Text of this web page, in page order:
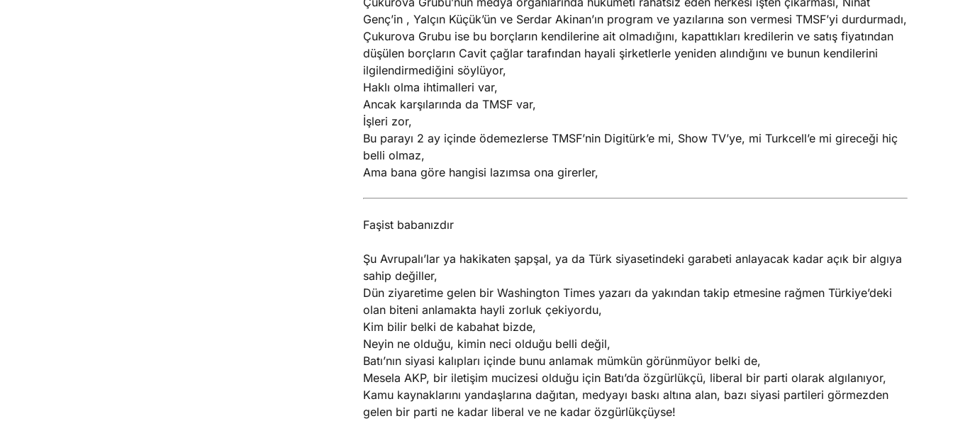
Genç’in , Yalçın Küçük’ün ve Serdar Akinan’ın program ve yazılarına son vermesi TMSF’yi durdurmadı,
Çukurova Grubu ise bu borçların kendilerine ait olmadığını, kapattıkları kredilerin ve satış fiyatından
düşülen borçların Cavit çağlar tarafından hayali şirketlerle yeniden alındığını ve bunun kendilerini
ilgilendirmediğini söylüyor,
Haklı olma ihtimalleri var,
Ancak karşılarında da TMSF var,
İşleri zor,
Bu parayı 2 ay içinde ödemezlerse TMSF’nin Digitürk’e mi, Show TV’ye, mi Turkcell’e mi gireceği hiç
belli olmaz,
Ama bana göre hangisi lazımsa ona girerler,
Faşist babanızdır
Şu Avrupalı’lar ya hakikaten şapşal, ya da Türk siyasetindeki garabeti anlayacak kadar açık bir algıya
sahip değiller,
Dün ziyaretime gelen bir Washington Times yazarı da yakından takip etmesine rağmen Türkiye’deki
olan biteni anlamakta hayli zorluk çekiyordu,
Kim bilir belki de kabahat bizde,
Neyin ne olduğu, kimin neci olduğu belli değil,
Batı’nın siyasi kalıpları içinde bunu anlamak mümkün görünmüyor belki de,
Mesela AKP, bir iletişim mucizesi olduğu için Batı’da özgürlükçü, liberal bir parti olarak algılanıyor,
Kamu kaynaklarını yandaşlarına dağıtan, medyayı baskı altına alan, bazı siyasi partileri görmezden
gelen bir parti ne kadar liberal ve ne kadar özgürlükçüyse!